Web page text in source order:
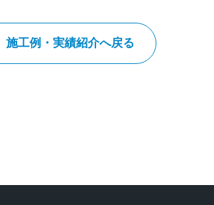
施工例・実績紹介へ戻る